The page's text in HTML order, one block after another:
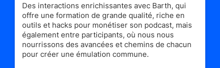
Des interactions enrichissantes avec Barth, qui
offre une formation de grande qualité, riche en
outils et hacks pour monétiser son podcast, mais
également entre participants, où nous nous
nourrissons des avancées et chemins de chacun
pour créer une émulation commune.